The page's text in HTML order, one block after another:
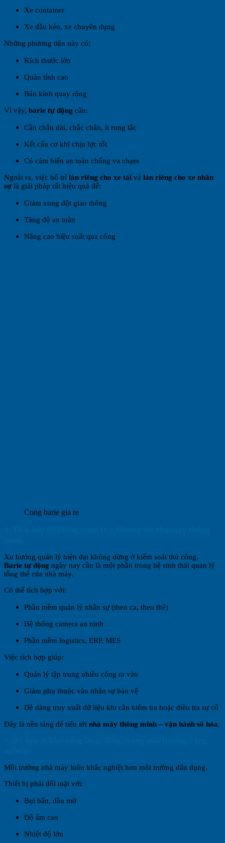
Xe container
Xe đầu kéo, xe chuyên dụng
Những phương tiện này có:
Kích thước lớn
Quán tính cao
Bán kính quay rộng
Vì vậy, barie tự động cần:
Cần chắn dài, chắc chắn, ít rung lắc
Kết cấu cơ khí chịu lực tốt
Có cảm biến an toàn chống va chạm
Ngoài ra, việc bố trí làn riêng cho xe tải và làn riêng cho xe nhân
sự là giải pháp rất hiệu quả để:
Giảm xung đột giao thông
Tăng độ an toàn
Nâng cao hiệu suất qua cổng
Cong barie gia re
Xu hướng quản lý hiện đại không dừng ở kiểm soát thủ công.
Barie tự động ngày nay cần là một phần trong hệ sinh thái quản lý
tổng thể của nhà máy.
Có thể tích hợp với:
Phần mềm quản lý nhân sự (theo ca, theo thẻ)
Hệ thống camera an ninh
Phần mềm logistics, ERP, MES
Việc tích hợp giúp:
Quản lý tập trung nhiều cổng ra vào
Giảm phụ thuộc vào nhân sự bảo vệ
Dễ dàng truy xuất dữ liệu khi cần kiểm tra hoặc điều tra sự cố
Đây là nền tảng để tiến tới nhà máy thông minh – vận hành số hóa.
Môi trường nhà máy luôn khắc nghiệt hơn môi trường dân dụng.
Thiết bị phải đối mặt với:
Bụi bẩn, dầu mỡ
Độ ẩm cao
Nhiệt độ lớn